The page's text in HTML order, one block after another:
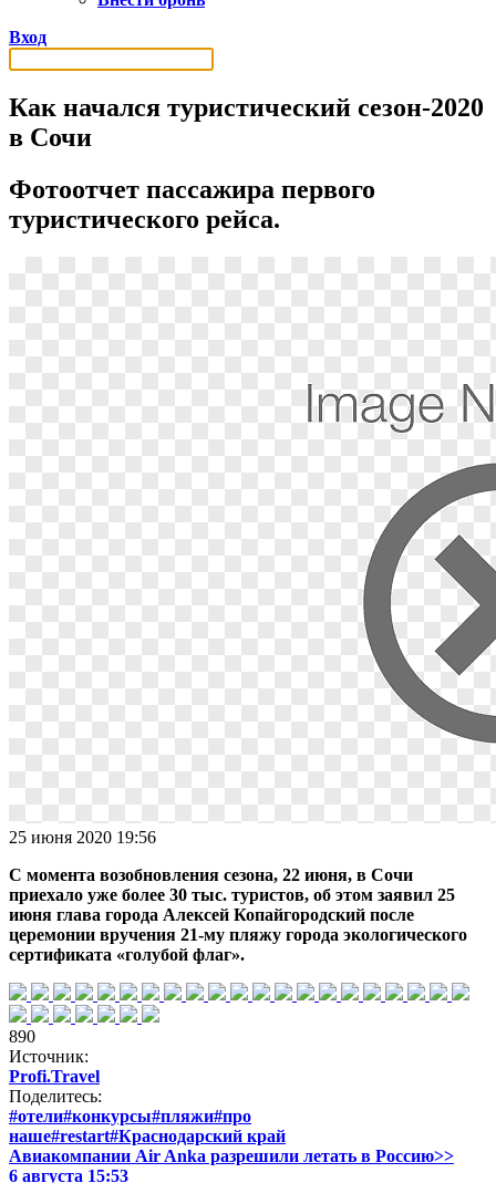
Вход
Как начался туристический сезон-2020
в Сочи
Фотоотчет пассажира первого
туристического рейса.
25 июня 2020 19:56
С момента возобновления сезона, 22 июня, в Сочи
приехало уже более 30 тыс. туристов, об этом заявил 25
июня глава города Алексей Копайгородский после
церемонии вручения 21-му пляжу города экологического
сертификата «голубой флаг».
890
Источник:
Profi.Travel
Поделитесь:
#отели#конкурсы#пляжи#про
наше#restart#Краснодарский край
Авиакомпании Air Anka разрешили летать в Россию>>
6 августа 15:53